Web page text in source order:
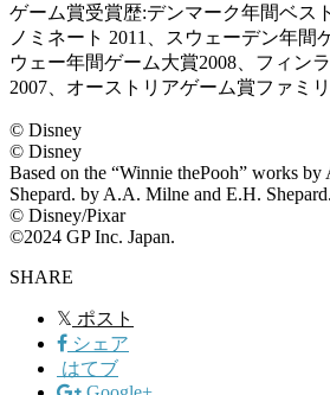
ゲーム賞受賞歴:デンマーク年間ベス
ノミネート 2011、スウェーデン年間
ウェー年間ゲーム大賞2008、フィン
2007、オーストリアゲーム賞ファミ
© Disney
© Disney
Based on the “Winnie thePooh” works
Shepard. by A.A. Milne and E.H. Shepard.
© Disney/Pixar
©2024 GP Inc. Japan.
SHARE
𝕏 ポスト
シェア
はてブ